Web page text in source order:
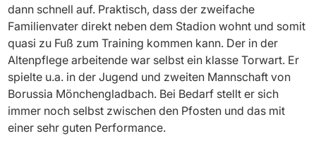
dann schnell auf. Praktisch, dass der zweifache
Familienvater direkt neben dem Stadion wohnt und somit
quasi zu Fuß zum Training kommen kann. Der in der
Altenpflege arbeitende war selbst ein klasse Torwart. Er
spielte u.a. in der Jugend und zweiten Mannschaft von
Borussia Mönchengladbach. Bei Bedarf stellt er sich
immer noch selbst zwischen den Pfosten und das mit
einer sehr guten Performance.